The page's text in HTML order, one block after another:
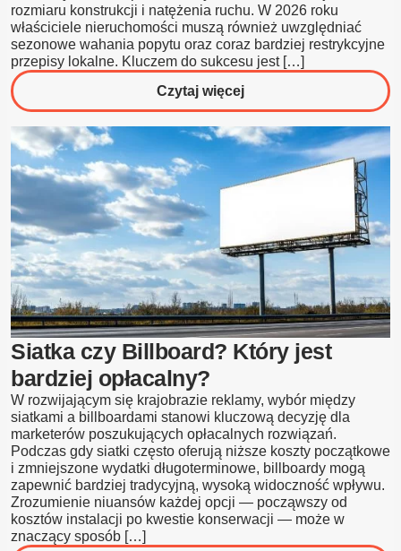
rozmiaru konstrukcji i natężenia ruchu. W 2026 roku
właściciele nieruchomości muszą również uwzględniać
sezonowe wahania popytu oraz coraz bardziej restrykcyjne
przepisy lokalne. Kluczem do sukcesu jest […]
Czytaj więcejo
Ile
można
zarobić
na
2026
roku?
Siatka czy Billboard? Który jest
bardziej opłacalny?
W rozwijającym się krajobrazie reklamy, wybór między
siatkami a billboardami stanowi kluczową decyzję dla
marketerów poszukujących opłacalnych rozwiązań.
Podczas gdy siatki często oferują niższe koszty początkowe
i zmniejszone wydatki długoterminowe, billboardy mogą
zapewnić bardziej tradycyjną, wysoką widoczność wpływu.
Zrozumienie niuansów każdej opcji — począwszy od
kosztów instalacji po kwestie konserwacji — może w
znaczący sposób […]